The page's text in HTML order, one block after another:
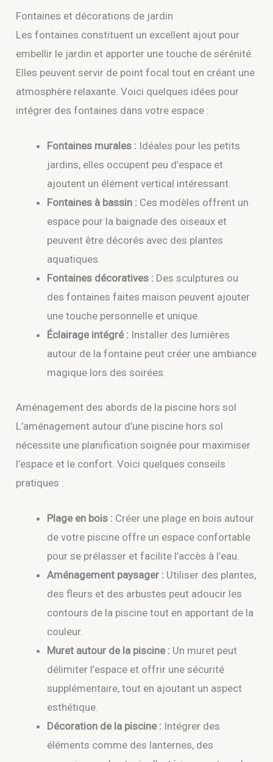
Fontaines et décorations de jardin
Les fontaines constituent un excellent ajout pour
embellir le jardin et apporter une touche de sérénité.
Elles peuvent servir de point focal tout en créant une
atmosphère relaxante. Voici quelques idées pour
intégrer des fontaines dans votre espace :
Fontaines murales : Idéales pour les petits
jardins, elles occupent peu d’espace et
ajoutent un élément vertical intéressant.
Fontaines à bassin : Ces modèles offrent un
espace pour la baignade des oiseaux et
peuvent être décorés avec des plantes
aquatiques.
Fontaines décoratives : Des sculptures ou
des fontaines faites maison peuvent ajouter
une touche personnelle et unique.
Éclairage intégré : Installer des lumières
autour de la fontaine peut créer une ambiance
magique lors des soirées.
Aménagement des abords de la piscine hors sol
L’aménagement autour d’une piscine hors sol
nécessite une planification soignée pour maximiser
l’espace et le confort. Voici quelques conseils
pratiques :
Plage en bois : Créer une plage en bois autour
de votre piscine offre un espace confortable
pour se prélasser et facilite l’accès à l’eau.
Aménagement paysager : Utiliser des plantes,
des fleurs et des arbustes peut adoucir les
contours de la piscine tout en apportant de la
couleur.
Muret autour de la piscine : Un muret peut
délimiter l’espace et offrir une sécurité
supplémentaire, tout en ajoutant un aspect
esthétique.
Décoration de la piscine : Intégrer des
éléments comme des lanternes, des